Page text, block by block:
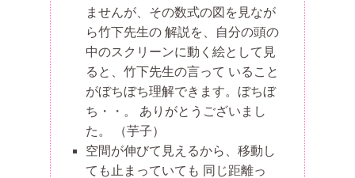
ませんが、その数式の図を見なが
ら竹下先生の 解説を、自分の頭の
中のスクリーンに動く絵として見
ると、竹下先生の言って いること
がぼちぼち理解できます。ぼちぼ
ち・・。 ありがとうございまし
た。
（芋子）
空間が伸びて見えるから、移動し
ても止まっていても 同じ距離っ